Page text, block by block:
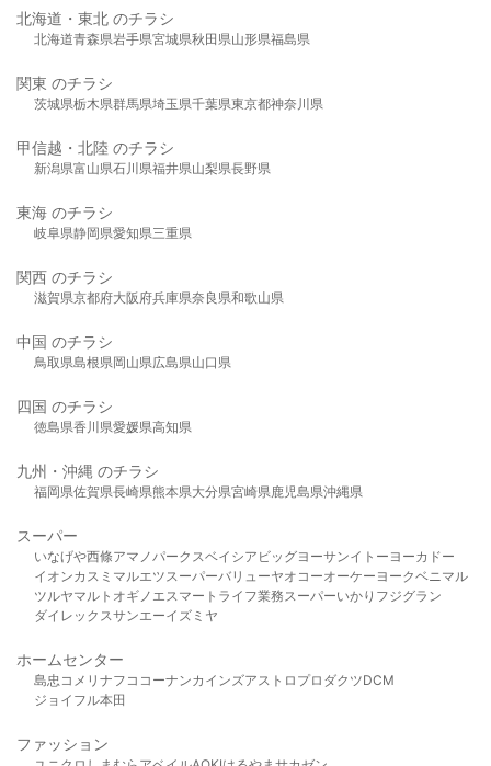
北海道・東北 のチラシ
北海道青森県岩手県宮城県秋田県山形県福島県
関東 のチラシ
茨城県栃木県群馬県埼玉県千葉県東京都神奈川県
甲信越・北陸 のチラシ
新潟県富山県石川県福井県山梨県長野県
東海 のチラシ
岐阜県静岡県愛知県三重県
関西 のチラシ
滋賀県京都府大阪府兵庫県奈良県和歌山県
中国 のチラシ
鳥取県島根県岡山県広島県山口県
四国 のチラシ
徳島県香川県愛媛県高知県
九州・沖縄 のチラシ
福岡県佐賀県長崎県熊本県大分県宮崎県鹿児島県沖縄県
スーパー
いなげや西條アマノパークスベイシア ビッグヨーサンイトーヨーカドー
イオンカスミ マルエツスーパーバリューヤオコーオーケー ヨークベニマル
ツルヤマルト オギノ エスマート ライフ業務スーパーいかり フジグラン
ダイレックスサンエーイズミヤ
ホームセンター
島忠 コメリ ナフコ コーナンカインズアストロプロダクツDCM
ジョイフル本田
ファッション